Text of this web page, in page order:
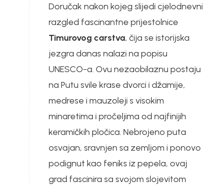
Doručak nakon kojeg slijedi cjelodnevni
razgled fascinantne prijestolnice
Timurovog carstva, čija se istorijska
jezgra danas nalazi na popisu
UNESCO-a. Ovu nezaobilaznu postaju
na Putu svile krase dvorci i džamije,
medrese i mauzoleji s visokim
minaretima i pročeljima od najfinijih
keramičkih pločica. Nebrojeno puta
osvajan, sravnjen sa zemljom i ponovo
podignut kao feniks iz pepela, ovaj
grad fascinira sa svojom slojevitom